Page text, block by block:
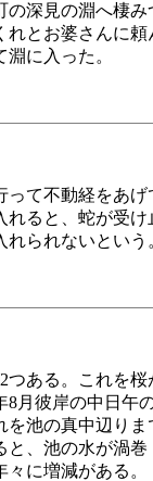
の深見の淵へ棲み
れとお婆さんに頼
に入った。
って不動経をあげ
れると、蛇が受け
られないという
つある。これを桜
8月彼岸の中日午
を池の真中辺りま
と、池の水が渦巻
に増減がある。